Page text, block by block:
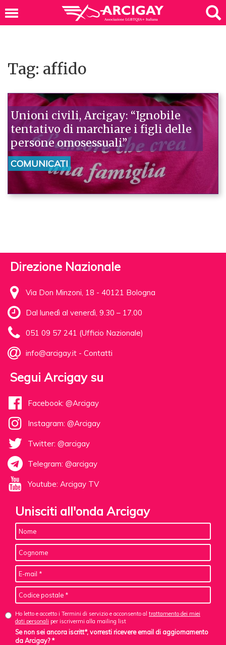
Tag: affido
Unioni civili, Arcigay: “Ignobile
tentativo di marchiare i figli delle
persone omosessuali”
COMUNICATI
Direzione Nazionale
Via Don Minzoni, 18 - 40121 Bologna
Dal lunedì al venerdì, 9.30 – 17.00
051 09 57 241 (Ufficio Nazionale)
info@arcigay.it - Contatti
Segui Arcigay su
Facebook: @Arcigay
Instagram: @Arcigay
Twitter: @arcigay
Telegram: @arcigay
Youtube: Arcigay TV
Unisciti all'onda Arcigay
Ho letto e accetto i Termini di servizio e acconsento al trattamento dei miei
dati personali per iscrivermi alla mailing list
Se non sei ancora iscritt*, vorresti ricevere email di aggiornamento
da Arcigay? *